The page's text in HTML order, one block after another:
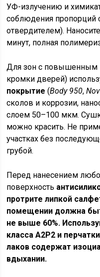
УФ-излучению и
соблюдения пропорций
отвердителем).
минут, полная
Для зон с повышенным
кромки дверей)
покрытие (Body 950,
сколов и коррозии,
слоем 50–100 мкм.
можно красить. Не
участках без
грубой.
Перед нанесением
поверхность
протрите липкой
помещении должна
не выше 60%.
класса А2Р2 и
лаков содержат
вдыхании.